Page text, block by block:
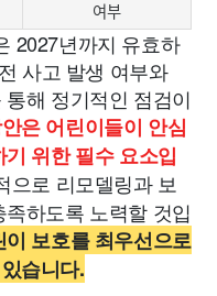
여부
2027년까지 유효하
사고 발생 여부와
해 정기적인 점검이
은 어린이들이 안심
위한 필수 요소입
으로 리모델링과 보
하도록 노력할 것입
보호를 최우선으로
습니다.